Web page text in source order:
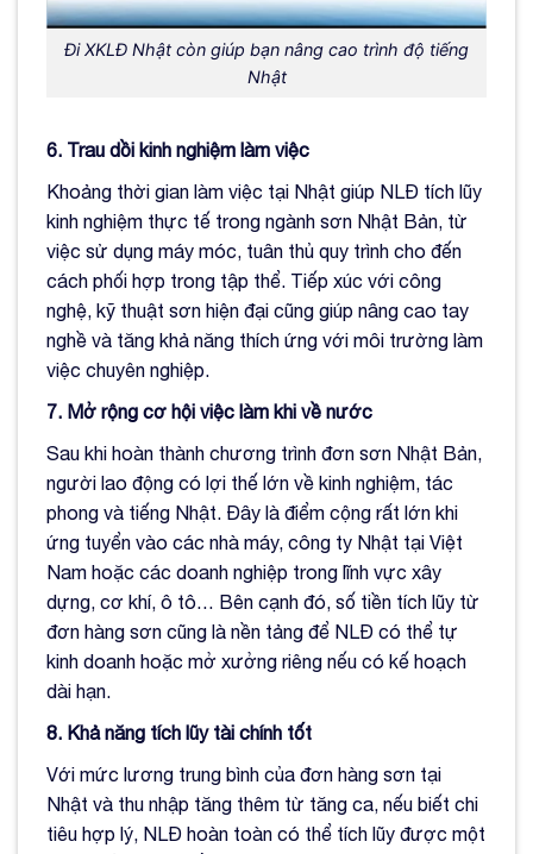
Đi XKLĐ Nhật còn giúp bạn nâng cao trình độ tiếng
Nhật
6. Trau dồi kinh nghiệm làm việc
Khoảng thời gian làm việc tại Nhật giúp NLĐ tích lũy
kinh nghiệm thực tế trong ngành sơn Nhật Bản, từ
việc sử dụng máy móc, tuân thủ quy trình cho đến
cách phối hợp trong tập thể. Tiếp xúc với công
nghệ, kỹ thuật sơn hiện đại cũng giúp nâng cao tay
nghề và tăng khả năng thích ứng với môi trường làm
việc chuyên nghiệp.
7. Mở rộng cơ hội việc làm khi về nước
Sau khi hoàn thành chương trình đơn sơn Nhật Bản,
người lao động có lợi thế lớn về kinh nghiệm, tác
phong và tiếng Nhật. Đây là điểm cộng rất lớn khi
ứng tuyển vào các nhà máy, công ty Nhật tại Việt
Nam hoặc các doanh nghiệp trong lĩnh vực xây
dựng, cơ khí, ô tô… Bên cạnh đó, số tiền tích lũy từ
đơn hàng sơn cũng là nền tảng để NLĐ có thể tự
kinh doanh hoặc mở xưởng riêng nếu có kế hoạch
dài hạn.
8. Khả năng tích lũy tài chính tốt
Với mức lương trung bình của đơn hàng sơn tại
Nhật và thu nhập tăng thêm từ tăng ca, nếu biết chi
tiêu hợp lý, NLĐ hoàn toàn có thể tích lũy được một